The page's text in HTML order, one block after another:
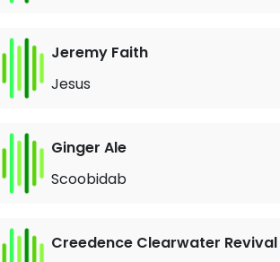
Jeremy Faith
Jesus
Ginger Ale
Scoobidab
Creedence Clearwater Revival